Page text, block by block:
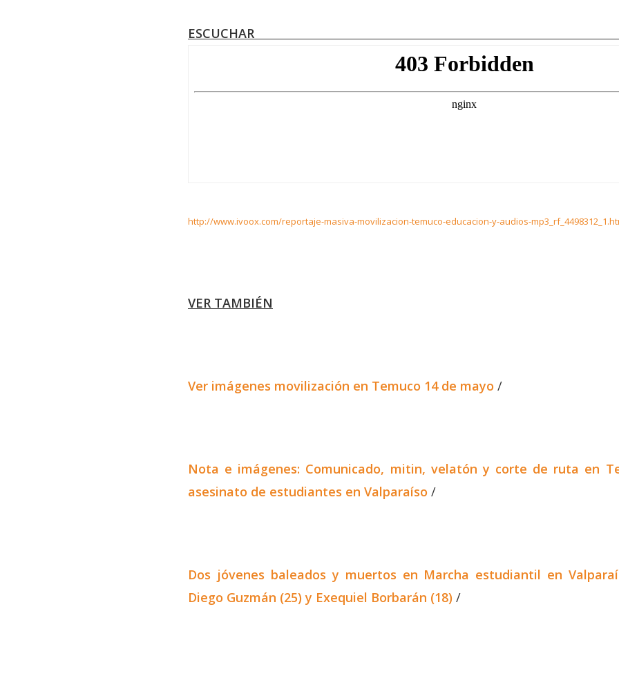
ESCUCHAR
http://www.ivoox.com/reportaje-masiva-movilizacion-temuco-educacion-y-audios-
VER TAMBIÉN
Ver imágenes movilización en Temuco 14 de mayo /
Nota e imágenes: Comunicado, mitin, velatón y corte de ruta en
asesinato de estudiantes en Valparaíso /
Dos jóvenes baleados y muertos en Marcha estudiantil en
Diego Guzmán (25) y Exequiel Borbarán (18) /